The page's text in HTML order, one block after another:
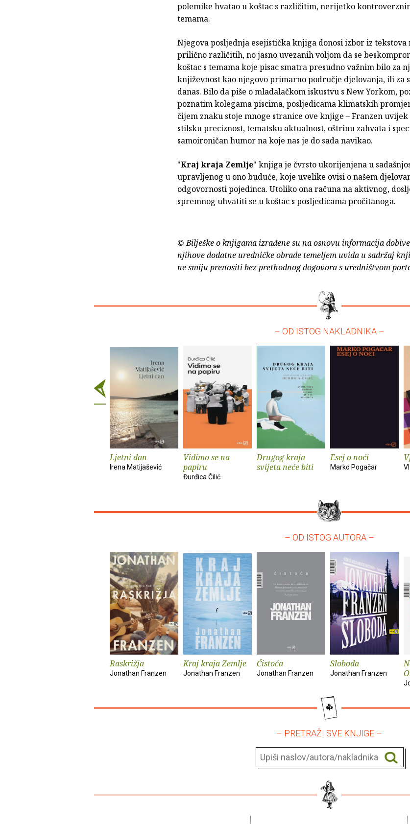
polemike hvatao u koštac s različitim, nerijetko
temama.
Njegova posljednja esejistička knjiga donosi izbor iz
prilično različitih, no jasno uvezanih voljom da se
koštac s temama koje pisac smatra presudno važnim bilo za
književnost kao njegovo primarno područje djelovanja, ili za
danas. Bilo da piše o mladalačkom iskustvu s New Yorkom,
poznatim kolegama piscima, posljedicama klimatskih
čijem znaku stoje mnoge stranice ove knjige – Franzen
stilsku preciznost, tematsku aktualnost, oštrinu zahvata i
samoironičan humor na koje nas je do sada navikao.
"Kraj kraja Zemlje" knjiga je čvrsto ukorijenjena u
upravljenog u ono buduće, koje uvelike ovisi o našem
odgovornosti pojedinca. Utoliko ona računa na aktivnog,
spremnog uhvatiti se u koštac s posljedicama pročitanoga.
© Bilješke o knjigama izrađene su na osnovu informacija
njihove dodatne uredničke obrade temeljem uvida u sadržaj
ne smiju prenositi bez prethodnog dogovora s uredništvom
– OD ISTOG NAKLADNIKA –
Ljetni dan
Irena Matijašević
Vidimo se na
papiru
Đurđica Čilić
Drugog kraja
svijeta neće biti
Esej o noći
Marko Pogačar
– OD ISTOG AUTORA –
Raskrižja
Jonathan Franzen
Kraj kraja Zemlje
Jonathan Franzen
Čistoća
Jonathan Franzen
Sloboda
Jonathan Franzen
– PRETRAŽI SVE KNJIGE –